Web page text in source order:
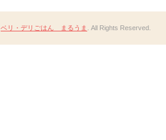
ベリ・デリごはん まるうま . All Rights Reserved.